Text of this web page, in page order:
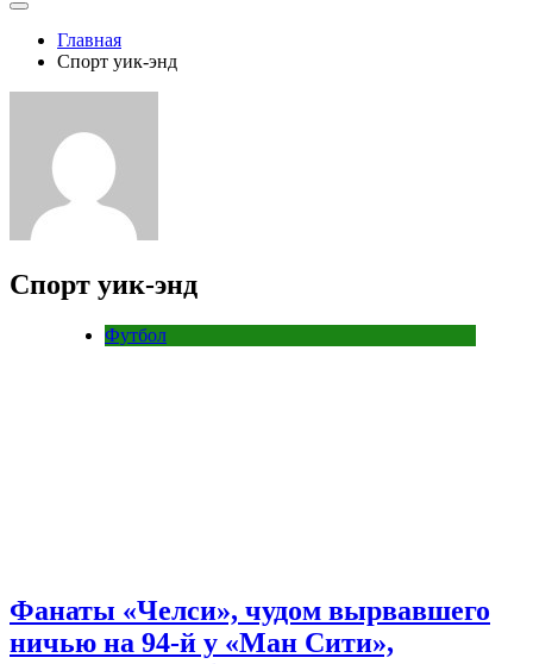
Главная
Спорт уик-энд
Спорт уик-энд
Футбол
Фанаты «Челси», чудом вырвавшего
ничью на 94-й у «Ман Сити»,